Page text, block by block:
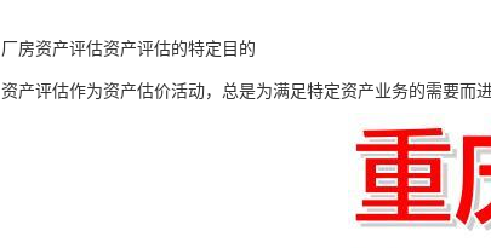
厂房资产评估资产评估的特定目的
资产评估作为资产估价活动，总是为满足特定资产业务的需要而